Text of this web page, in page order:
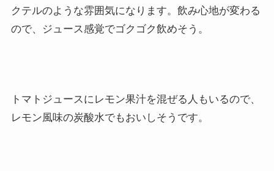
クテルのような雰囲気になります。飲み心地が変わる
ので、ジュース感覚でゴクゴク飲めそう。
トマトジュースにレモン果汁を混ぜる人もいるので、
レモン風味の炭酸水でもおいしそうです。